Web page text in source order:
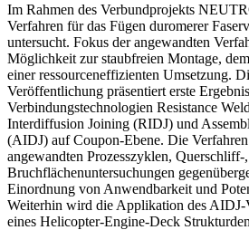
Im Rahmen des Verbundprojekts
Verfahren für das Fügen duromerer
untersucht. Fokus der angewandten
Möglichkeit zur staubfreien Montage,
einer ressourceneffizienten Umsetzung.
Veröffentlichung präsentiert erste
Verbindungstechnologien Resistance
Interdiffusion Joining (RIDJ) und
(AIDJ) auf Coupon-Ebene. Die
angewandten Prozesszyklen,
Bruchflächenuntersuchungen
Einordnung von Anwendbarkeit und
Weiterhin wird die Applikation des AIDJ-
eines Helicopter-Engine-Deck